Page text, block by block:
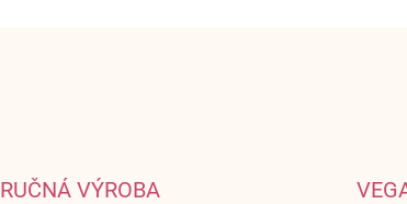
RUČNÁ VÝROBA